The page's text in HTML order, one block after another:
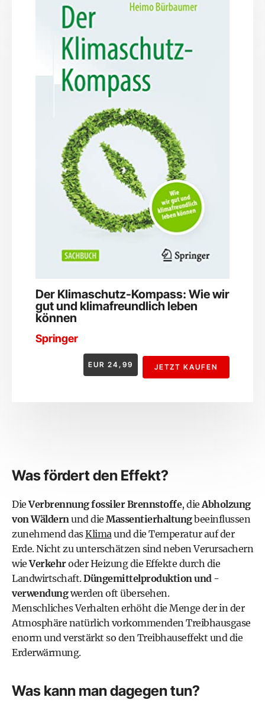
Der Klimaschutz-Kompass: Wie wir
gut und klimafreundlich leben
können
Springer
EUR 24,99 JETZT KAUFEN
Was fördert den Effekt?
DieVerbrennung fossiler Brennstoffe, dieAbholzung
von Wäldernund die Massentierhaltungbeeinflussen
zunehmend dasKlimaund die Temperatur auf der
Erde. Nicht zu unterschätzen sind neben Verursachern
wieVerkehroder Heizung die Effekte durch die
Landwirtschaft.Düngemittelproduktion und -
verwendungwerden oft übersehen.
Menschliches Verhalten erhöht die Menge der in der
Atmosphäre natürlich vorkommenden Treibhausgase
enorm und verstärkt so den Treibhauseffekt und die
Erderwärmung.
Was kann man dagegen tun?